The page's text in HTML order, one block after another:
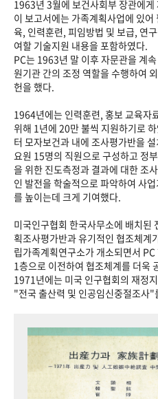
1963년 3월에 보건사회부 장관에게
이 보고서에는 가족계획사업에 있
육, 인력훈련, 피임방법 및 보급, 연
여할 기술지원 내용을 포함하였다.
PC는 1963년 말 이후 자문관을 계
원기관 간의 조정 역할을 수행하여
헌을 했다.
1964년에는 인력훈련, 홍보 교육자
위해 1년에 20만 불씩 지원하기로
터 모자보건과 내에 조사평가반을
요원 15명의 직원으로 구성하고 정
을 위한 진도측정과 결과에 대한 조
인 발전을 학술적으로 파악하여 사
를 높이는데 크게 기여했다.
미국인구협회 한국사무소에 배치된
획조사평가반과 유기적인 협조체계
립가족계획연구소가 개소되면서
1층으로 이전하여 협조체계를 더욱
1971년에는 미국 인구협회의 재정
"전국 출산력 및 인공임신중절조사"